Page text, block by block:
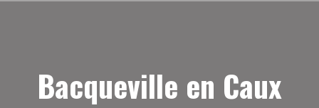
Bacqueville en Caux